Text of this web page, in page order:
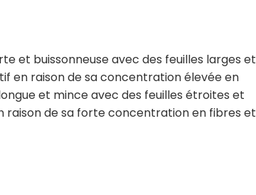
et buissonneuse avec des feuilles larges et
en raison de sa concentration élevée en
et mince avec des feuilles étroites et
raison de sa forte concentration en fibres et